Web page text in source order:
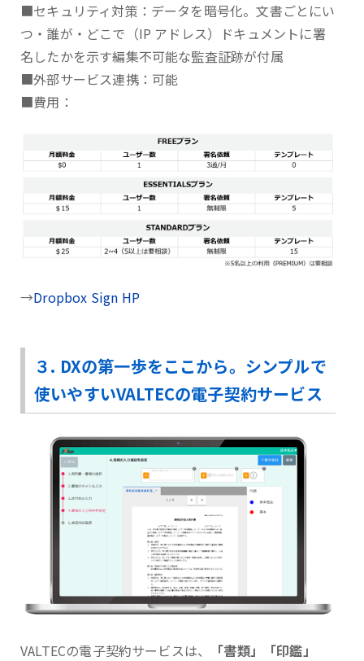
■セキュリティ対策：データを暗号化。文書ごとにい
つ・誰が・どこで（IP アドレス）ドキュメントに署
名したかを示す編集不可能な監査証跡が付属
■外部サービス連携：可能
■費用：
→Dropbox Sign HP
３. DXの第一歩をここから。シンプルで
使いやすいVALTECの電子契約サービス
VALTECの電子契約サービスは、
「書類」「印鑑」